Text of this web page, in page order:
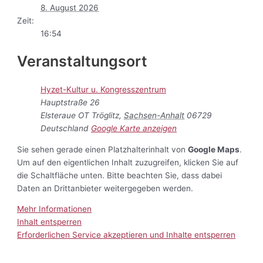
8. August 2026
Zeit:
16:54
Veranstaltungsort
Hyzet-Kultur u. Kongresszentrum
Hauptstraße 26
Elsteraue OT Tröglitz, Sachsen-Anhalt 06729
Deutschland Google Karte anzeigen
Sie sehen gerade einen Platzhalterinhalt vonGoogle Maps.
Um auf den eigentlichen Inhalt zuzugreifen, klicken Sie auf
die Schaltfläche unten. Bitte beachten Sie, dass dabei
Daten an Drittanbieter weitergegeben werden.
Mehr Informationen
Inhalt entsperren
Erforderlichen Service akzeptieren und Inhalte entsperren